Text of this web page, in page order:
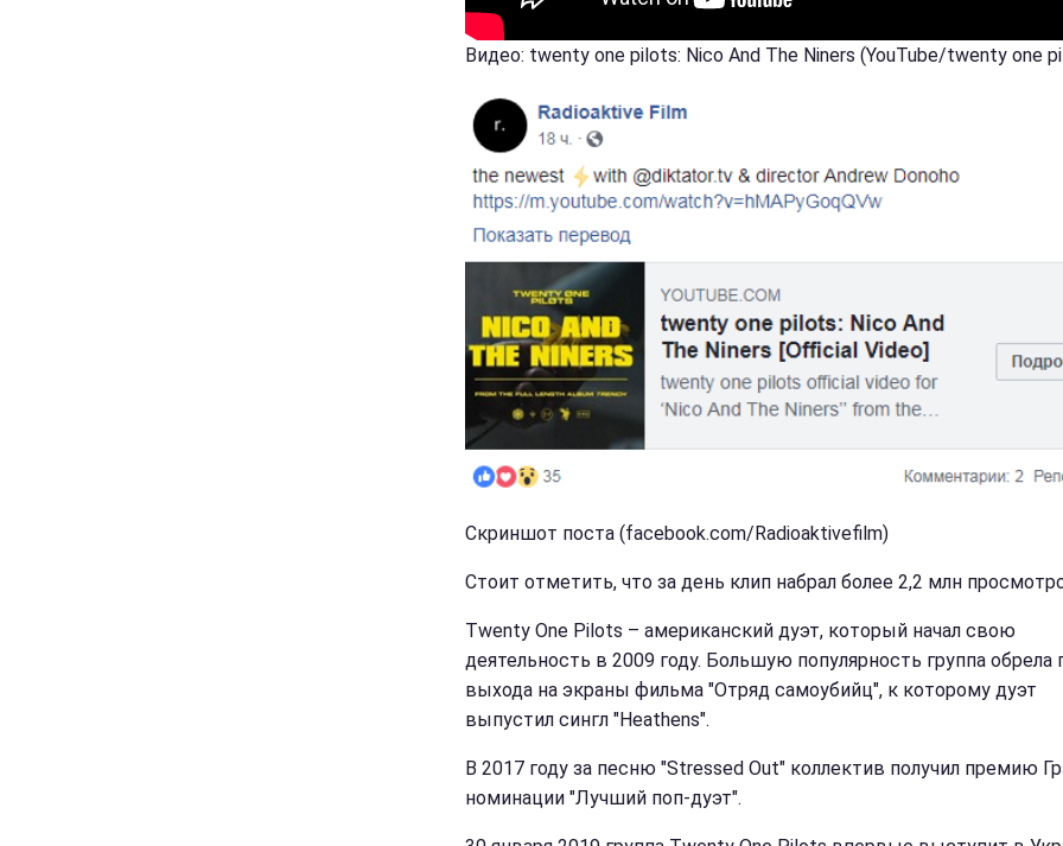
Видео: twenty one pilots: Nico And The Niners (YouTube/twenty one
Скриншот поста (facebook.com/Radioaktivefilm)
Стоит отметить, что за день клип набрал более 2,2 млн
Twenty One Pilots – американский дуэт, который начал свою
деятельность в 2009 году. Большую популярность группа обрела
выхода на экраны фильма "Отряд самоубийц", к которому дуэт
выпустил сингл "Heathens".
В 2017 году за песню "Stressed Out" коллектив получил премию
номинации "Лучший поп-дуэт".